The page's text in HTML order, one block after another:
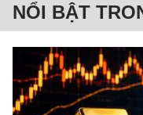
NỔI BẬT